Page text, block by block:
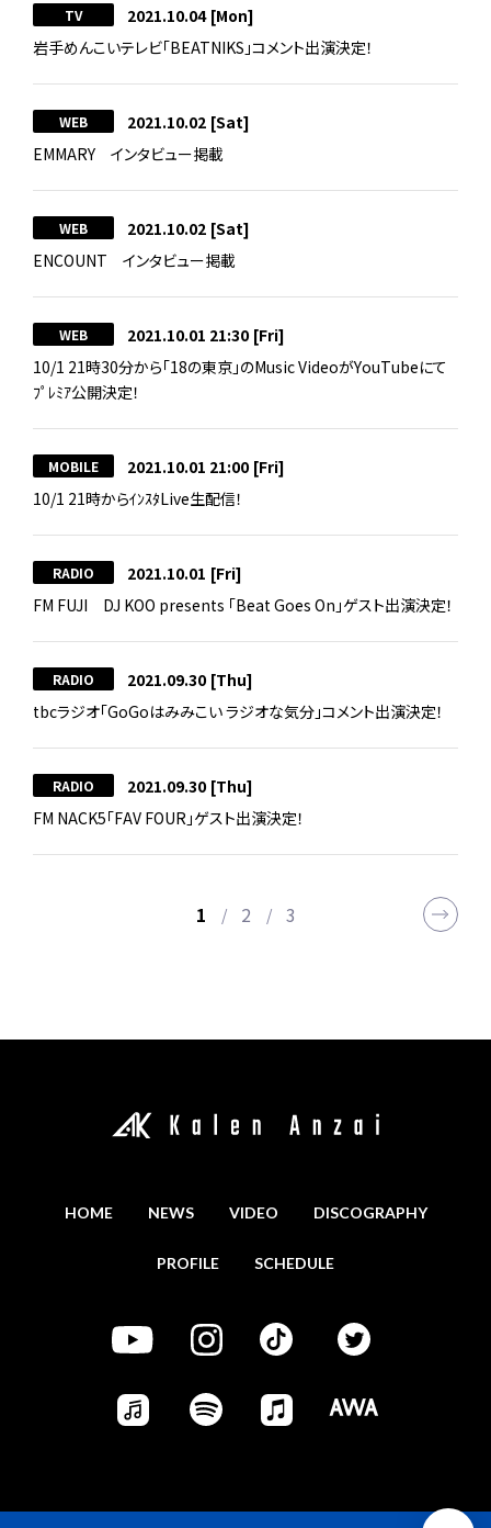
TV 2021.10.04 [Mon]
岩手めんこいテレビ「BEATNIKS」コメント出演決定！
WEB 2021.10.02 [Sat]
EMMARY インタビュー掲載
WEB 2021.10.02 [Sat]
ENCOUNT インタビュー掲載
WEB 2021.10.01 21:30 [Fri]
10/1 21時30分から｢18の東京｣のMusic VideoがYouTubeにて
ﾌﾟﾚﾐｱ公開決定！
MOBILE 2021.10.01 21:00 [Fri]
10/1 21時からｲﾝｽﾀLive生配信！
RADIO 2021.10.01 [Fri]
FM FUJI DJ KOO presents 「Beat Goes On」ゲスト出演決定！
RADIO 2021.09.30 [Thu]
tbcラジオ「GoGoはみみこい ラジオな気分」コメント出演決定！
RADIO 2021.09.30 [Thu]
FM NACK5「FAV FOUR」ゲスト出演決定！
1 2 3
HOME NEWS VIDEO DISCOGRAPHY
PROFILE SCHEDULE